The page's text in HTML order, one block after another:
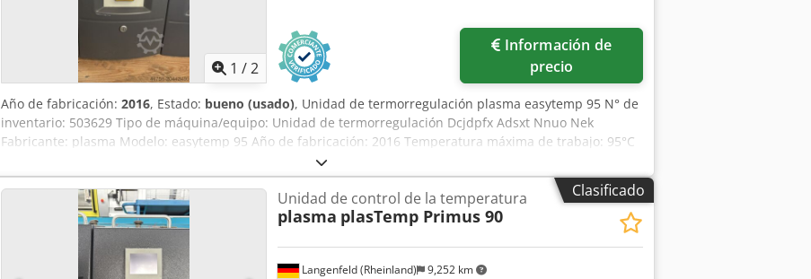
Pedir más fotos
1 /2
precio
Año de fabricación: 2016, Estado: bueno (usado), Unidad de termorregulación plasma easytemp 95 N° de
inventario: 503629 Tipo de máquina/equipo: Unidad de termorregulación Dcjdpfx Adsxt Nnuo Nek
Fabricante: plasma Modelo: easytemp 95 Año de fabricación: 2016 Temperatura máxima de trabajo: 95°C
Potencia de calefacción: 6 kW Potencia de refrigeración: 40 kW (80 °C ida / 15 °C agua de refrigeración)
Agente térmico: Agua/water
Clasificado
Langenfeld (Rheinland) 9,252 km
Unidad de control de la temperatura
plasma plasTemp Primus 90